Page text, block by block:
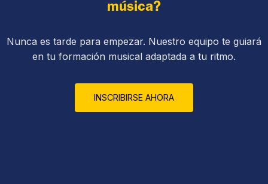
música?
Nunca es tarde para empezar. Nuestro equipo te guiará
en tu formación musical adaptada a tu ritmo.
INSCRIBIRSE AHORA